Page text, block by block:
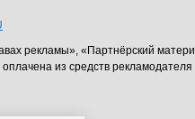
рекламы», «Партнёрский
из средств рекламодателя